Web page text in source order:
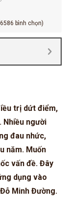
bình chọn)
trị dứt điểm,
Nhiều người
đau nhức,
năm. Muốn
vấn đề. Đây
dụng vào
Minh Đường.